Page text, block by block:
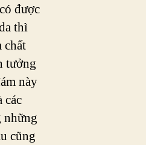
được
thì
chất
tưởng
này
các
những
cũng